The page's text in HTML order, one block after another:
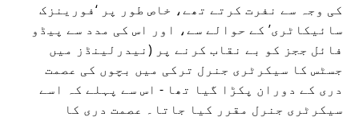
کی وجہ سے نفرت کرتے تھے، خاص طور پر
فورینزک
سائیکاٹری کے حوالے سے، اور اس کی مدد سے پیڈو
فائل ججز کو بے نقاب کرنے پر (نیدرلینڈز میں
جسٹس کا سیکرٹری جنرل ترکی میں بچوں کی عصمت
دری کے دوران پکڑا گیا تھا - اس سے پہلے کہ اسے
سیکرٹری جنرل مقرر کیا جاتا۔ عصمت دری کا